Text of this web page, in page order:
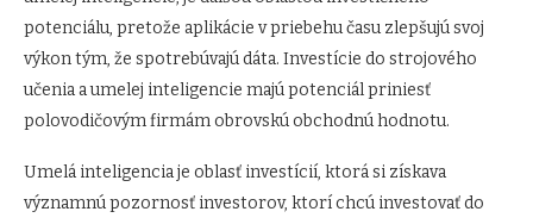
potenciálu, pretože aplikácie v priebehu času zlepšujú svoj
výkon tým, že spotrebúvajú dáta. Investície do strojového
učenia a umelej inteligencie majú potenciál priniesť
polovodičovým firmám obrovskú obchodnú hodnotu.
Umelá inteligencia je oblasť investícií, ktorá si získava
významnú pozornosť investorov, ktorí chcú investovať do